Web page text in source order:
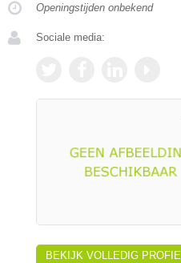
Openingstijden onbekend
Sociale media:
BEKIJK VOLLEDIG